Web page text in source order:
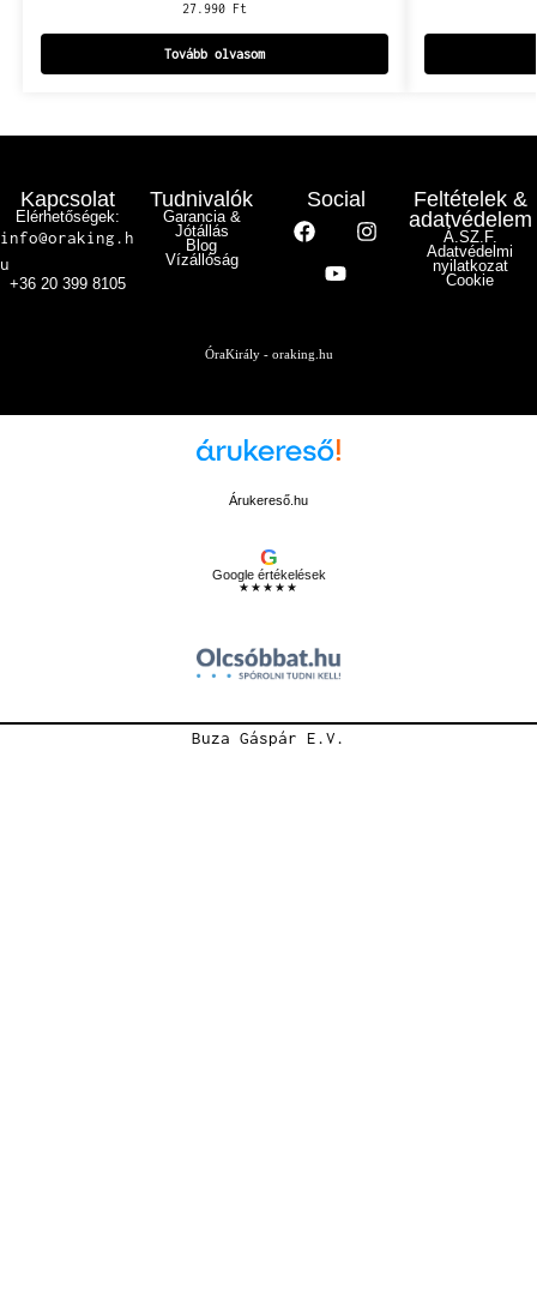
27.990 Ft
Tovább olvasom
Kapcsolat
Elérhetőségek:
info@oraking.h
u
+36 20 399 8105
Tudnivalók
Garancia &
Jótállás
Blog
Vízállóság
Social
Feltételek &
adatvédelem
Á.SZ.F.
Adatvédelmi
nyilatkozat
Cookie
ÓraKirály - oraking.hu
Árukereső.hu
G
Google értékelések
★★★★★
Buza Gáspár E.V.